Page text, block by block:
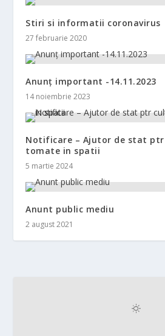
Stiri si informatii coronavirus
27 februarie 2020
Anunț important -14.11.2023
14 noiembrie 2023
Notificare – Ajutor de stat
tomate in spatii
5 martie 2024
Anunt public mediu
2 august 2021